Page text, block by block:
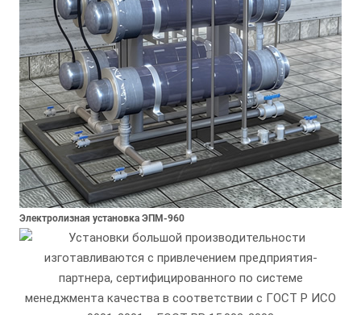
Электролизная установка ЭПМ-960